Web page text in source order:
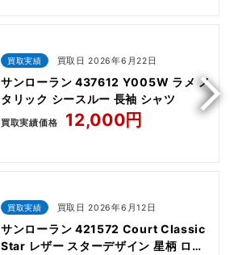
買取実績 買取日 2026年6月22日
サンローラン 437612 Y005W ラメ メ
タリック シースルー 長袖 シャツ
買取実績価格 12,000円
買取実績 買取日 2026年6月12日
サンローラン 421572 Court Classic
Star レザー スターデザイン 星柄 ロー